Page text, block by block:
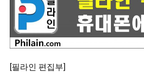
[필라인 편집부]